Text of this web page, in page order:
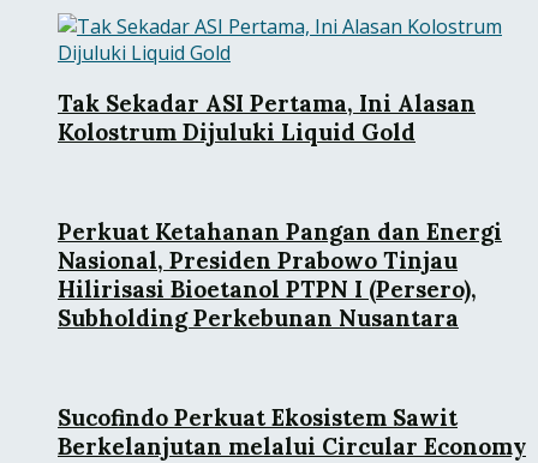
Tak Sekadar ASI Pertama, Ini Alasan
Kolostrum Dijuluki Liquid Gold
Perkuat Ketahanan Pangan dan Energi
Nasional, Presiden Prabowo Tinjau
Hilirisasi Bioetanol PTPN I (Persero),
Subholding Perkebunan Nusantara
Sucofindo Perkuat Ekosistem Sawit
Berkelanjutan melalui Circular Economy